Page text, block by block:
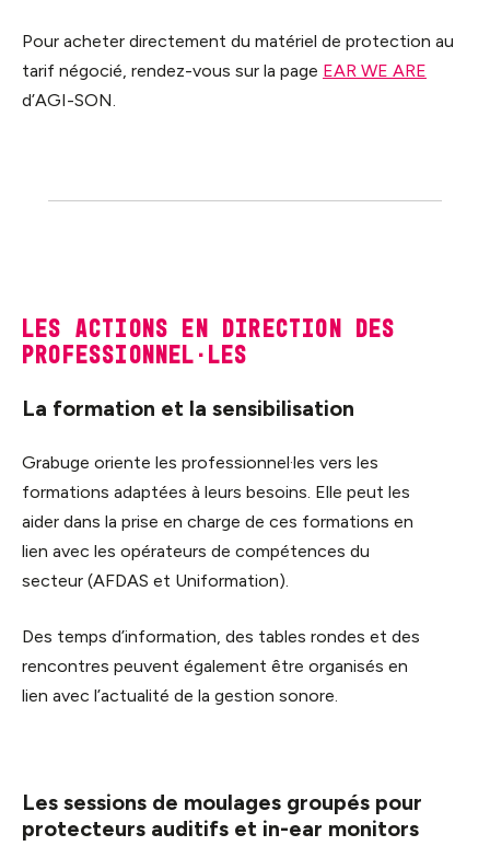
Pour acheter directement du matériel de protection au
tarif négocié, rendez-vous sur la page EAR WE ARE
d’AGI-SON.
Les actions en direction des
professionnel·les
La formation et la sensibilisation
Grabuge oriente les professionnel·les vers les
formations adaptées à leurs besoins. Elle peut les
aider dans la prise en charge de ces formations en
lien avec les opérateurs de compétences du
secteur (AFDAS et Uniformation).
Des temps d’information, des tables rondes et des
rencontres peuvent également être organisés en
lien avec l’actualité de la gestion sonore.
Les sessions de moulages groupés pour
protecteurs auditifs et in-ear monitors